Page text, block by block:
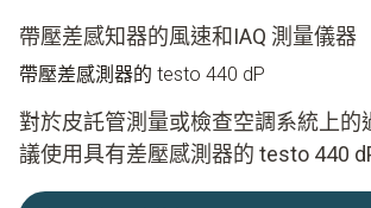
帶壓差感知器的風速和IAQ 測量儀器
帶壓差感測器的 testo 440 dP
對於皮託管測量或檢查空調系統上的
議使用具有差壓感測器的 testo 440